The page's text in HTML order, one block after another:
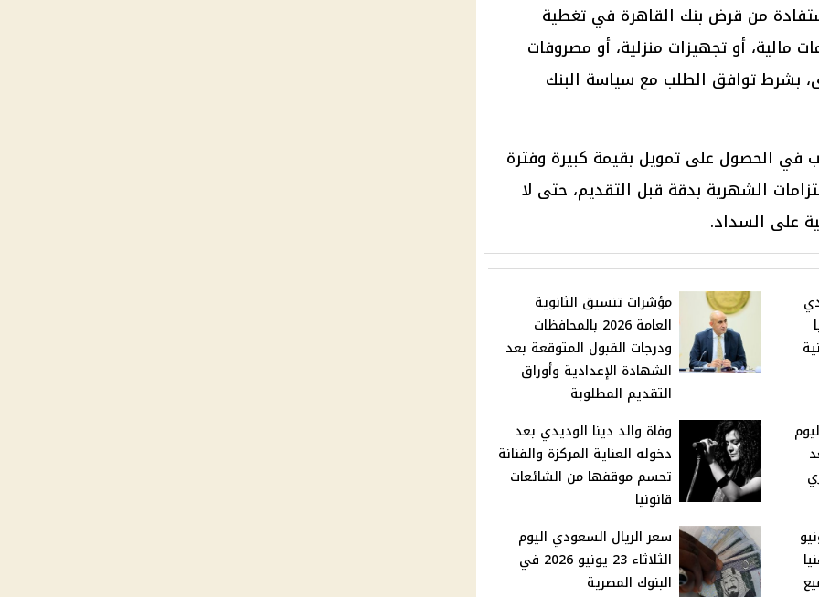
من قرض بنك القاهرة في تغطية
مالية، أو تجهيزات منزلية، أو مصروفات
بشرط توافق الطلب مع سياسة البنك
في الحصول على تمويل بقيمة كبيرة وفترة
الشهرية بدقة قبل التقديم، حتى لا
على السداد.
مؤشرات تنسيق الثانوية
العامة 2026 بالمحافظات
ودرجات القبول المتوقعة بعد
الشهادة الإعدادية وأوراق
التقديم المطلوبة
بعد
وفاة والد دينا الوديدي بعد
دخوله العناية المركزة والفنانة
تحسم موقفها من الشائعات
قانونيا
23 يونيو
سعر الريال السعودي اليوم
الثلاثاء 23 يونيو 2026 في
البنوك المصرية